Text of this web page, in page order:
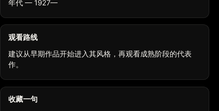
年代 — 1927—
观看路线
建议从早期作品开始进入其风格，再观看成熟阶段的代表
作。
收藏一句